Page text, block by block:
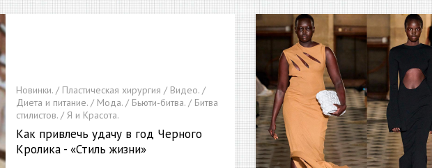
Новинки. / Пластическая хирургия / Видео. /
Диета и питание. / Мода. / Бьюти-битва. / Битва
стилистов. / Я и Красота.
Как привлечь удачу в год Черного
Кролика - «Стиль жизни»